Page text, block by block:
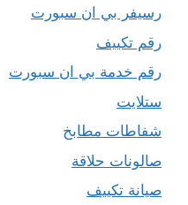
رسيفر بي ان سبورت
رقم تكييف
رقم خدمة بي ان سبورت
ستلايت
شفاطات مطابخ
صالونات حلاقة
صيانة تكييف